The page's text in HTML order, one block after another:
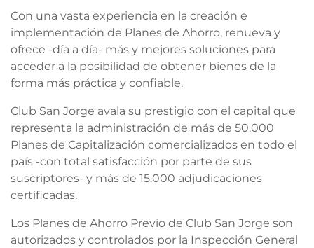
Con una vasta experiencia en la creación e
implementación de Planes de Ahorro, renueva y
ofrece -día a día- más y mejores soluciones para
acceder a la posibilidad de obtener bienes de la
forma más práctica y confiable.
Club San Jorge avala su prestigio con el capital que
representa la administración de más de 50.000
Planes de Capitalización comercializados en todo el
país -con total satisfacción por parte de sus
suscriptores- y más de 15.000 adjudicaciones
certificadas.
Los Planes de Ahorro Previo de Club San Jorge son
autorizados y controlados por la Inspección General